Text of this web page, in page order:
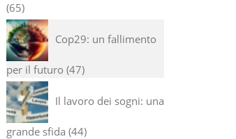
65
Cop29: un fallimento
per il futuro 47
Il lavoro dei sogni: una
grande sfida 44